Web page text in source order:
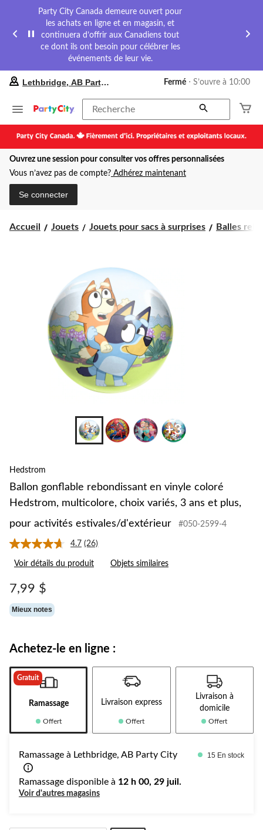
Party City Canada demeure ouvert pour
les achats en ligne et en magasin, et
continuera d’offrir aux Canadiens tout
ce dont ils ont besoin pour célébrer les
événements de leur vie.
préféré
Lethbridge,
Party
City,
courament
Fermé,
pour
Lethbridge, AB Party City Fermé ⋅ S’ouvre à 10:00
Recherche
Ouvrez une session pour consulter vos offres personnalisées
Vous n’avez pas de compte? Adhérez maintenant
Se connecter
Accueil Jouets Jouets pour sacs à surprises Balles
+3
Hedstrom
Ballon gonflable rebondissant en vinyle coloré
Hedstrom, multicolore, choix variés, 3 ans et plus,
pour activités estivales/d'extérieur
#050-2599-4
4.7 Lire
les
26
(26)
Voir détails du produit Objets similaires
7,99 $
Mieux notes
Achetez-le en ligne :
Gratuit
Ramassage
Offert
Livraison express
Offert
Livraison à
domicile
Offert
Ramassage à Lethbridge, AB Party City 15 En stock
Ramassage disponible à 12 h 00, 29 juil.
Voir d'autres magasins